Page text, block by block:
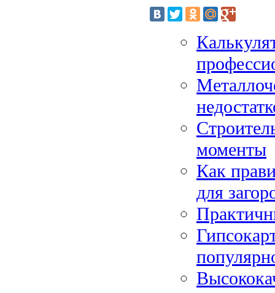
моменты
Как
для